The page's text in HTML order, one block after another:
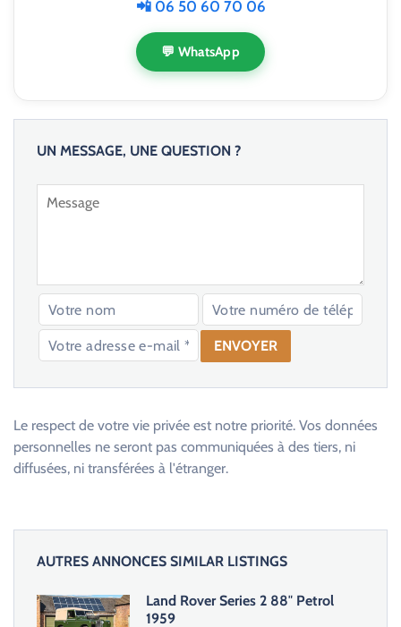
📲 06 50 60 70 06
💬 WhatsApp
UN MESSAGE, UNE QUESTION ?
a
s
Le respect de votre vie privée est notre priorité. Vos données
personnelles ne seront pas communiquées à des tiers, ni
diffusées, ni transférées à l'étranger.
AUTRES ANNONCES SIMILAR LISTINGS
Land Rover Series 2 88″ Petrol
1959